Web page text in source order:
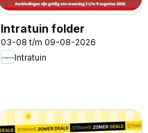
Intratuin folder
03-08 t/m 09-08-2026
Intratuin